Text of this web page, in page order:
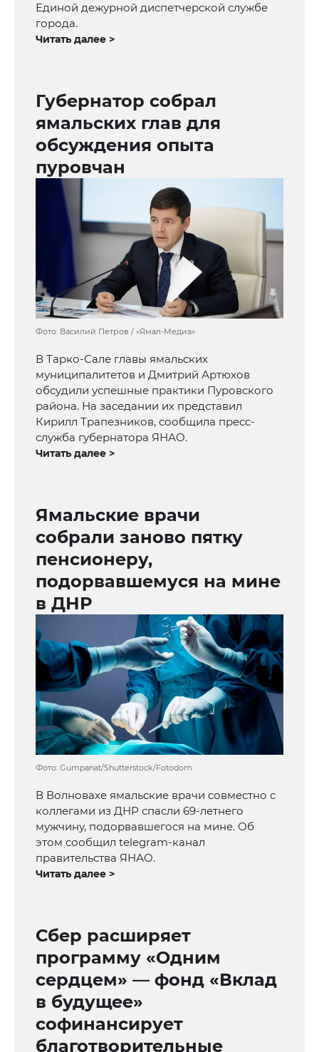
Единой дежурной диспетчерской службе
города.
Читать далее >
Губернатор собрал
ямальских глав для
обсуждения опыта
пуровчан
Фото: Василий Петров / «Ямал-Медиа»
В Тарко-Сале главы ямальских
муниципалитетов и Дмитрий Артюхов
обсудили успешные практики Пуровского
района. На заседании их представил
Кирилл Трапезников, сообщила пресс-
служба губернатора ЯНАО.
Читать далее >
Ямальские врачи
собрали заново пятку
пенсионеру,
подорвавшемуся на мине
в ДНР
Фото: Gumpanat/Shutterstock/Fotodom
В Волновахе ямальские врачи совместно с
коллегами из ДНР спасли 69-летнего
мужчину, подорвавшегося на мине. Об
этом сообщил telegram-канал
правительства ЯНАО.
Читать далее >
Сбер расширяет
программу «Одним
сердцем» — фонд «Вклад
в будущее»
софинансирует
благотворительные